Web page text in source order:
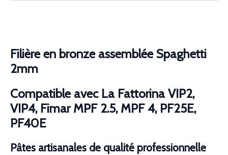
Filière en bronze assemblée Spaghetti
2mm
Compatible avec La Fattorina VIP2,
VIP4, Fimar MPF 2.5, MPF 4, PF25E,
PF40E
Pâtes artisanales de qualité professionnelle